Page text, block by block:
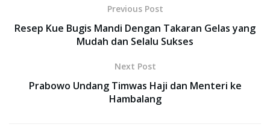
Previous Post
Resep Kue Bugis Mandi Dengan Takaran Gelas yang
Mudah dan Selalu Sukses
Next Post
Prabowo Undang Timwas Haji dan Menteri ke
Hambalang